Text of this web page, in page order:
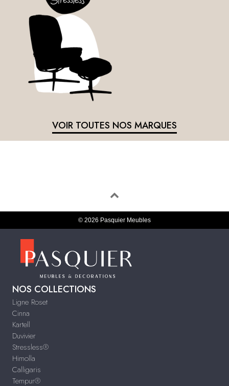
VOIR TOUTES NOS MARQUES
© 2026 Pasquier Meubles
NOS COLLECTIONS
Ligne Roset
Cinna
Kartell
Duvivier
Stressless®
Himolla
Calligaris
Tempur®